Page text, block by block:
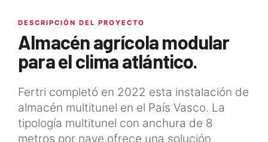
DESCRIPCIÓN DEL PROYECTO
Almacén agrícola modular
para el clima atlántico.
Fertri completó en 2022 esta instalación de
almacén multitunel en el País Vasco. La
tipología multitunel con anchura de 8
metros por nave ofrece una solución